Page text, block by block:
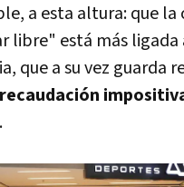
a esta altura: que la
libre" está más
que a su vez guarda